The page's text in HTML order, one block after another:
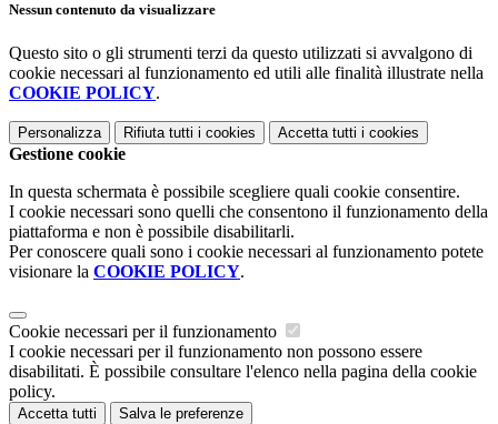
Nessun contenuto da visualizzare
Questo sito o gli strumenti terzi da questo utilizzati si avvalgono di
cookie necessari al funzionamento ed utili alle finalità illustrate nella
COOKIE POLICY.
Personalizza Rifiuta tutti i cookies Accetta tutti i cookies
Gestione cookie
In questa schermata è possibile scegliere quali cookie consentire.
I cookie necessari sono quelli che consentono il funzionamento della
piattaforma e non è possibile disabilitarli.
Per conoscere quali sono i cookie necessari al funzionamento potete
visionare la COOKIE POLICY.
Cookie necessari per il funzionamento
I cookie necessari per il funzionamento non possono essere
disabilitati. È possibile consultare l'elenco nella pagina della cookie
policy.
Accetta tutti Salva le preferenze